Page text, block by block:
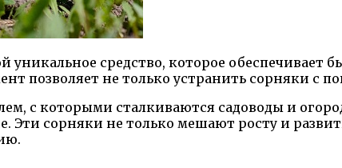
уникальное средство, которое
позволяет не только устранить сорняки с
с которыми сталкиваются садоводы и
Эти сорняки не только мешают росту и